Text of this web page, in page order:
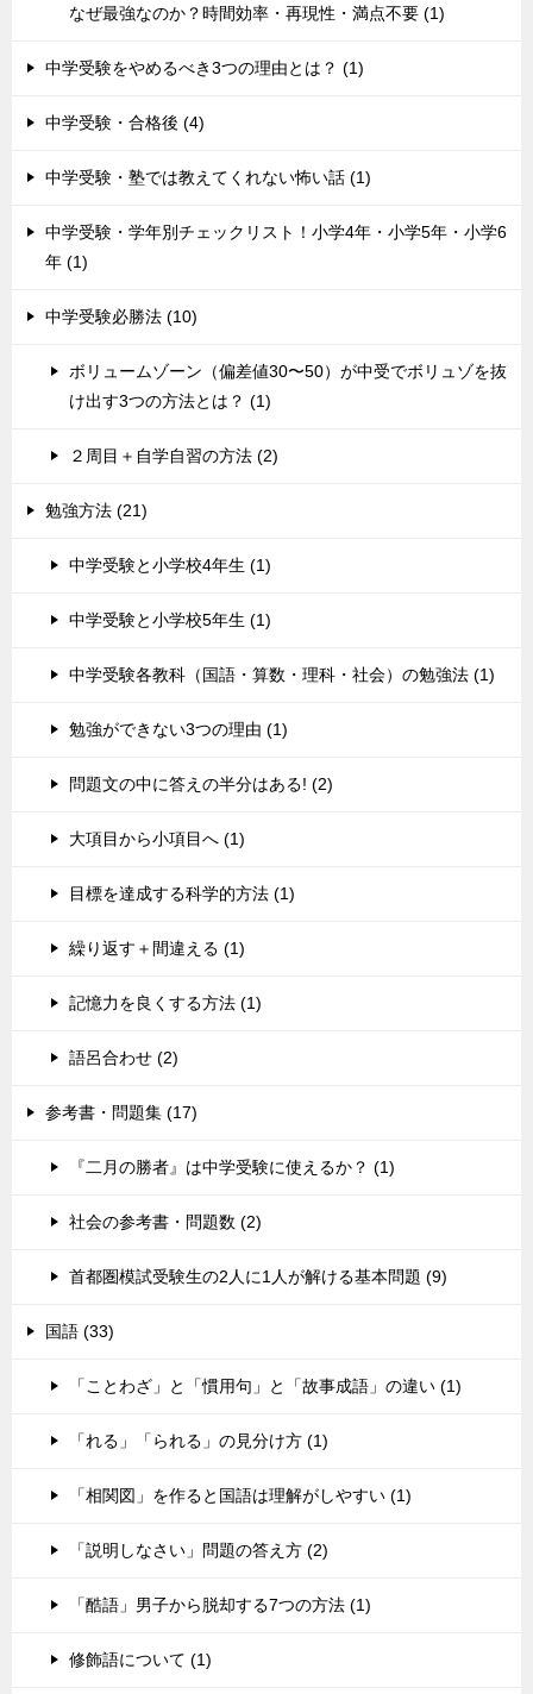
なぜ最強なのか？時間効率・再現性・満点不要 (1)
中学受験をやめるべき3つの理由とは？ (1)
中学受験・合格後 (4)
中学受験・塾では教えてくれない怖い話 (1)
中学受験・学年別チェックリスト！小学4年・小学5年・小学6
年 (1)
中学受験必勝法 (10)
ボリュームゾーン（偏差値30〜50）が中受でボリュゾを抜
け出す3つの方法とは？ (1)
２周目＋自学自習の方法 (2)
勉強方法 (21)
中学受験と小学校4年生 (1)
中学受験と小学校5年生 (1)
中学受験各教科（国語・算数・理科・社会）の勉強法 (1)
勉強ができない3つの理由 (1)
問題文の中に答えの半分はある! (2)
大項目から小項目へ (1)
目標を達成する科学的方法 (1)
繰り返す＋間違える (1)
記憶力を良くする方法 (1)
語呂合わせ (2)
参考書・問題集 (17)
『二月の勝者』は中学受験に使えるか？ (1)
社会の参考書・問題数 (2)
首都圏模試受験生の2人に1人が解ける基本問題 (9)
国語 (33)
「ことわざ」と「慣用句」と「故事成語」の違い (1)
「れる」「られる」の見分け方 (1)
「相関図」を作ると国語は理解がしやすい (1)
「説明しなさい」問題の答え方 (2)
「酷語」男子から脱却する7つの方法 (1)
修飾語について (1)